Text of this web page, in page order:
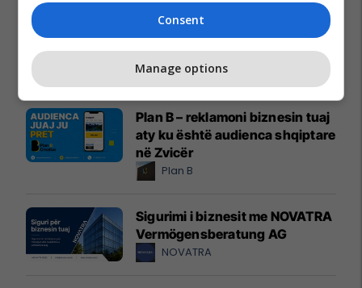
Holiday In 2 – banesa juaj për
pushime pranë detit
Edil Project
Plan B – reklamoni biznesin tuaj
aty ku është audienca shqiptare
në Zvicër
Plan B
Sigurimi i biznesit me NOVATRA
Vermögensberatung AG
NOVATRA
Consent
Manage options